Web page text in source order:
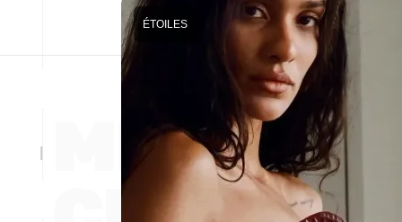
ÉTOILES